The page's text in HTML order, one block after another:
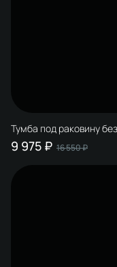
Тумба под раковину без
столешницы STWORKI
Мурманск 70 (FR1)
9 975 ₽ 16 550 ₽